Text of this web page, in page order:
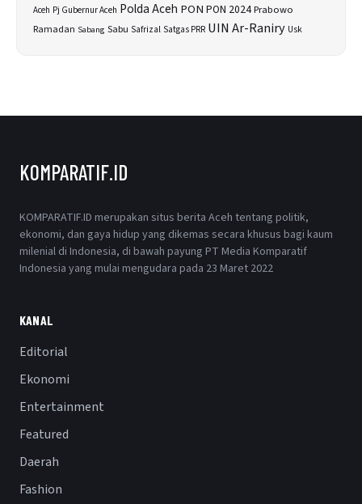
Aceh Pj Gubernur Aceh Polda Aceh PON PON 2024Prabowo
Ramadan Sabang Sabu SafrizalSatgas PRR UIN Ar-Raniry Usk
KOMPARATIF.ID
KOMPARATIF.ID merupakan situs berita Aceh tentang politik,
ekonomi, dan gaya hidup yang dikemas secara khusus bagi kaum
milenial di Indonesia, di bawah payung PT Media Komparatif
Indonesia yang mulai mengudara pada 23 Maret 2022
KANAL
Editorial
Ekonomi
Entertainment
Featured
Daerah
Fashion